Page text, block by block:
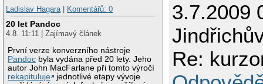
Ladislav Hagara | Komentářů: 0
20 let Pandoc
4.8. 11:11 | Zajímavý článek
První verze konverzního nástroje
Pandoc byla vydána před 20 lety. Jeho
autor John MacFarlane při tomto výročí
rekapituluje
jednotlivé etapy vývoje
3.7.2009
Re: